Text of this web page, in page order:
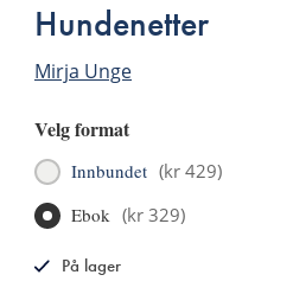
Hundenetter
Mirja Unge
Velg format
Innbundet (kr 429)
Ebok (kr 329)
På lager